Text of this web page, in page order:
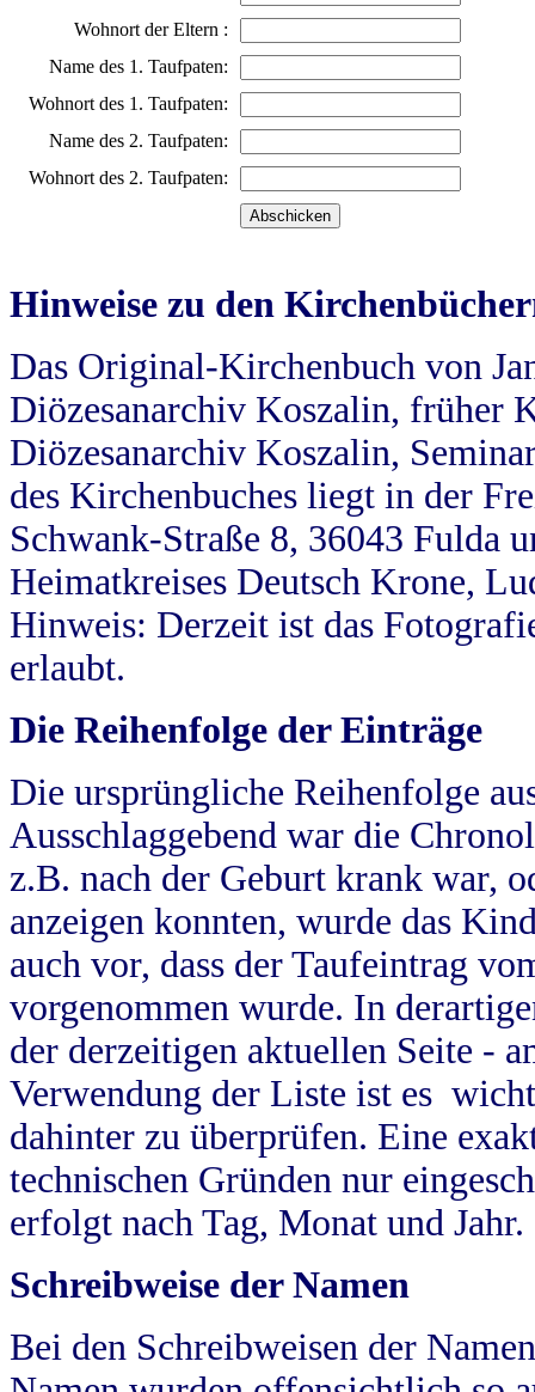
Wohnort der Eltern :
Name des 1. Taufpaten:
Wohnort des 1. Taufpaten:
Name des 2. Taufpaten:
Wohnort des 2. Taufpaten:
Hinweise zu den
Das Original-Kirchenbuch von
Diözesanarchiv Koszalin, früher
Diözesanarchiv Koszalin,
des Kirchenbuches liegt in der
Schwank-Straße 8, 36043 Fulda
Heimatkreises Deutsch Krone,
Hinweis: Derzeit ist das
erlaubt.
Die Reihenfolge der Einträge
Die ursprüngliche Reihenfolge
Ausschlaggebend war die
z.B. nach der Geburt krank war,
anzeigen konnten, wurde das
auch vor, dass der Taufeintrag
vorgenommen wurde. In
der derzeitigen aktuellen Seite -
Verwendung der Liste ist es
dahinter zu überprüfen. Eine
technischen Gründen nur
erfolgt nach Tag, Monat und Jahr.
Schreibweise der Namen
Bei den Schreibweisen der